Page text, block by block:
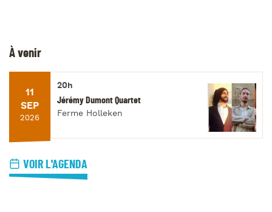
À venir
11
SEP
2026
20h
Jérémy Dumont Quartet
Ferme Holleken
VOIR L'AGENDA